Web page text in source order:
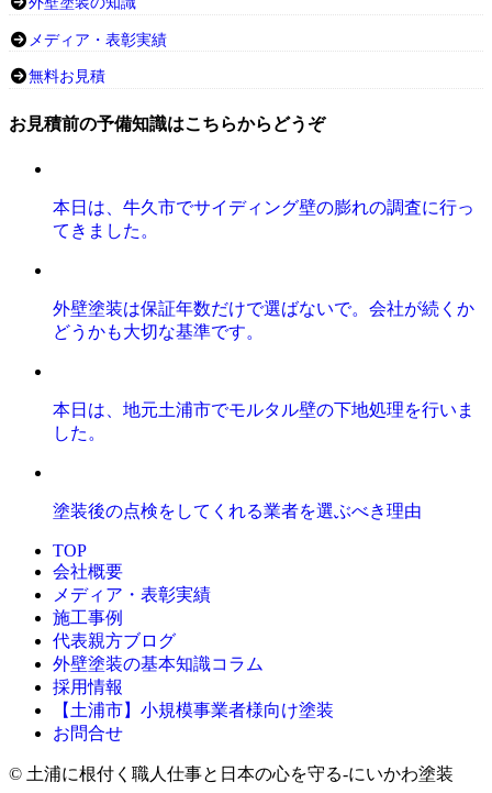
メディア・表彰実績
無料お見積
お見積前の予備知識はこちらからどうぞ
本日は、牛久市でサイディング壁の膨れの調査に行っ
てきました。
外壁塗装は保証年数だけで選ばないで。会社が続くか
どうかも大切な基準です。
本日は、地元土浦市でモルタル壁の下地処理を行いま
した。
塗装後の点検をしてくれる業者を選ぶべき理由
TOP
会社概要
メディア・表彰実績
施工事例
代表親方ブログ
外壁塗装の基本知識コラム
採用情報
【土浦市】小規模事業者様向け塗装
お問合せ
© 土浦に根付く職人仕事と日本の心を守る‐にいかわ塗装